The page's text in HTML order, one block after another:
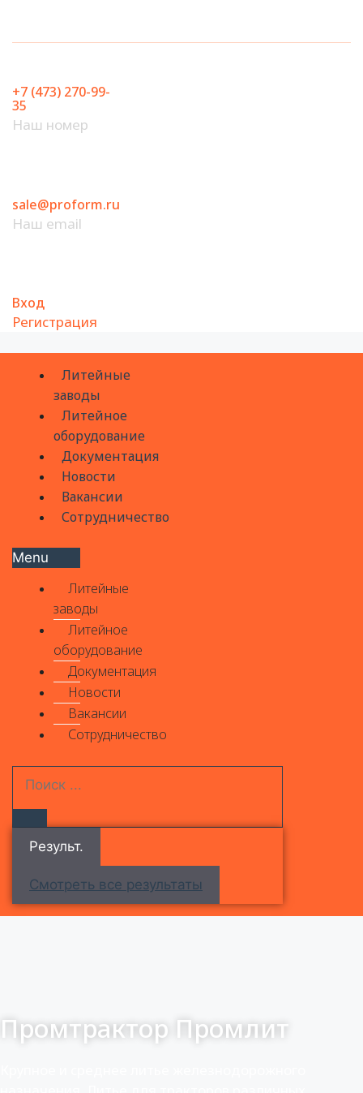
+7 (473) 270-99-
35
Наш номер
sale@proform.ru
Наш email
Вход
Регистрация
Литейные
заводы
Литейное
оборудование
Документация
Новости
Вакансии
Сотрудничество
Menu
Литейные
заводы
Литейное
оборудование
Документация
Новости
Вакансии
Сотрудничество
Результ.
Смотреть все результаты
Промтрактор Промлит